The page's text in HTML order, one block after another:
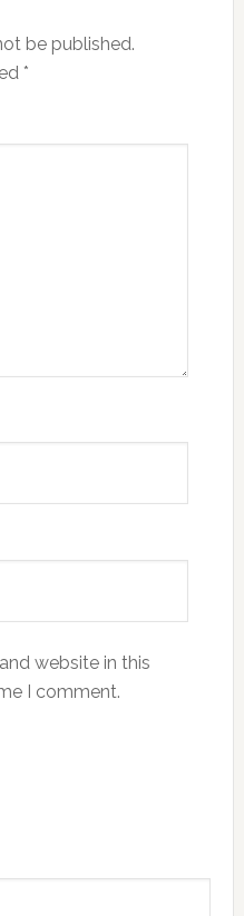
be published.
*
website in this
I comment.